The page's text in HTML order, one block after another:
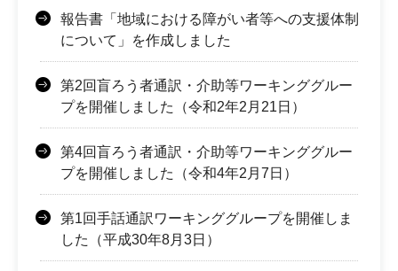
報告書「地域における障がい者等への支援体制
について」を作成しました
第2回盲ろう者通訳・介助等ワーキンググルー
プを開催しました（令和2年2月21日）
第4回盲ろう者通訳・介助等ワーキンググルー
プを開催しました（令和4年2月7日）
第1回手話通訳ワーキンググループを開催しま
した（平成30年8月3日）